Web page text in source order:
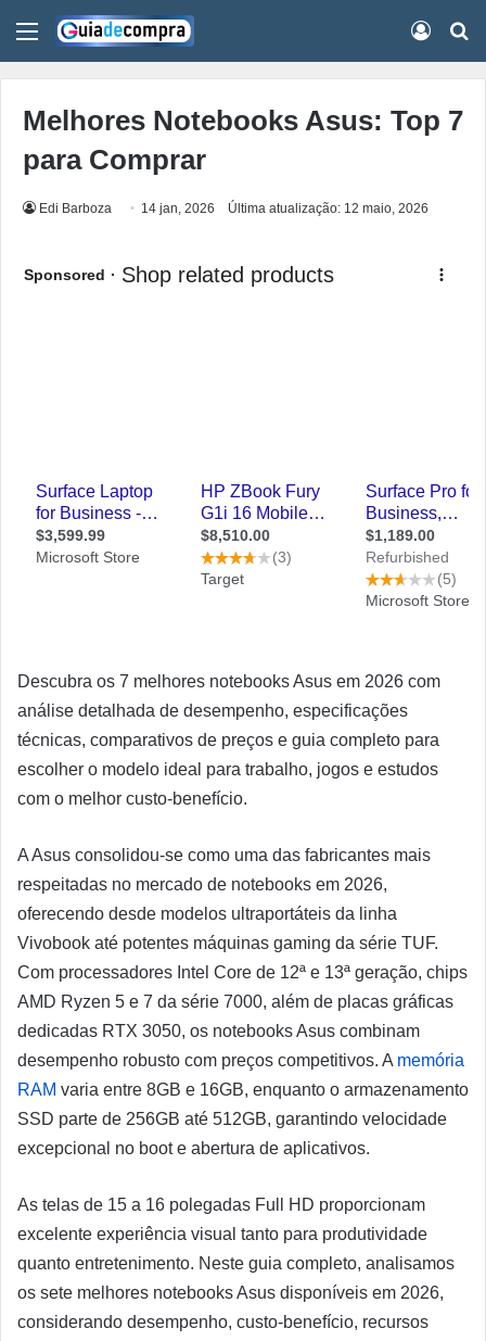
Menu
Melhores Notebooks Asus: Top 7
para Comprar
Edi Barboza 14 jan, 2026 Última atualização: 12 maio, 2026
Descubra os 7 melhores notebooks Asus em 2026 com
análise detalhada de desempenho, especificações
técnicas, comparativos de preços e guia completo para
escolher o modelo ideal para trabalho, jogos e estudos
com o melhor custo-benefício.
A Asus consolidou-se como uma das fabricantes mais
respeitadas no mercado de notebooks em 2026,
oferecendo desde modelos ultraportáteis da linha
Vivobook até potentes máquinas gaming da série TUF.
Com processadores Intel Core de 12ª e 13ª geração, chips
AMD Ryzen 5 e 7 da série 7000, além de placas gráficas
dedicadas RTX 3050, os notebooks Asus combinam
desempenho robusto com preços competitivos. A memória
RAM varia entre 8GB e 16GB, enquanto o armazenamento
SSD parte de 256GB até 512GB, garantindo velocidade
excepcional no boot e abertura de aplicativos.
As telas de 15 a 16 polegadas Full HD proporcionam
excelente experiência visual tanto para produtividade
quanto entretenimento. Neste guia completo, analisamos
os sete melhores notebooks Asus disponíveis em 2026,
considerando desempenho, custo-benefício, recursos